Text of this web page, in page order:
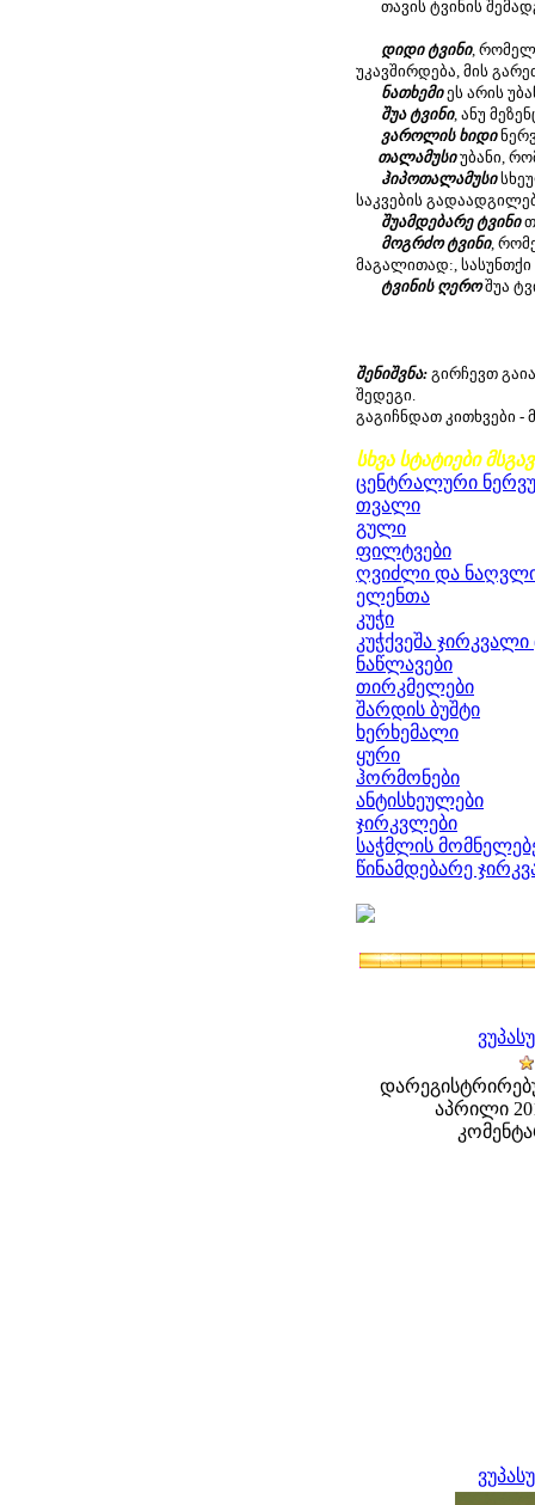
თავის ტვინის
დიდი ტვინი,
უკავშირდება, მის
ნათხემიეს არის
შუა ტვინი, ანუ
ვაროლის ხიდი
თალამუსიუბანი,
ჰიპოთალამუსი
საკვების
შუამდებარე ტვინი
მოგრძო ტვინი,
მაგალითად:, სასუნთქი
ტვინის ღეროშუა
შენიშვნა: გირჩევთ
შედეგი.
გაგიჩნდათ კითხვები -
სხვა სტატიები
ცენტრალური
თვალი
გული
ფილტვები
ღვიძლი და
ელენთა
კუჭი
კუჭქვეშა ჯირკვალი
ნაწლავები
თირკმელები
შარდის ბუშტი
ხერხემალი
ყური
ჰორმონები
ანტისხეულები
ჯირკვლები
საჭმლის
წინამდებარე
აპრილი